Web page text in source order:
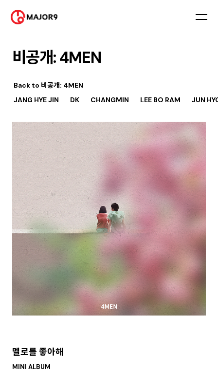
비공개: 4MEN
Back to 비공개: 4MEN
JANG HYE JIN
DK CHANGMIN LEE BO RAM JUN
멜로를 좋아해
MINI ALBUM